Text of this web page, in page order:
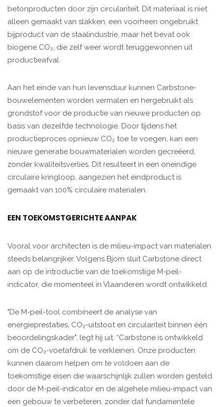
betonproducten door zijn circulariteit. Dit materiaal is niet
alleen gemaakt van slakken, een voorheen ongebruikt
bijproduct van de staalindustrie, maar het bevat ook
biogene CO₂, die zelf weer wordt teruggewonnen uit
productieafval.
Aan het einde van hun levensduur kunnen Carbstone-
bouwelementen worden vermalen en hergebruikt als
grondstof voor de productie van nieuwe producten op
basis van dezelfde technologie. Door tijdens het
productieproces opnieuw CO₂ toe te voegen, kan een
nieuwe generatie bouwmaterialen worden gecreëerd,
zonder kwaliteitsverlies. Dit resulteert in een oneindige
circulaire kringloop, aangezien het eindproduct is
gemaakt van 100% circulaire materialen.
EEN TOEKOMSTGERICHTE AANPAK
Vooral voor architecten is de milieu-impact van materialen
steeds belangrijker. Volgens Bjorn sluit Carbstone direct
aan op de introductie van de toekomstige M-peil-
indicator, die momenteel in Vlaanderen wordt ontwikkeld.
"De M-peil-tool combineert de analyse van
energieprestaties, CO₂-uitstoot en circulariteit binnen één
beoordelingskader", legt hij uit. “Carbstone is ontwikkeld
om de CO₂-voetafdruk te verkleinen. Onze producten
kunnen daarom helpen om te voldoen aan de
toekomstige eisen die waarschijnlijk zullen worden gesteld
door de M-peil-indicator en de algehele milieu-impact van
een gebouw te verbeteren, zonder dat fundamentele